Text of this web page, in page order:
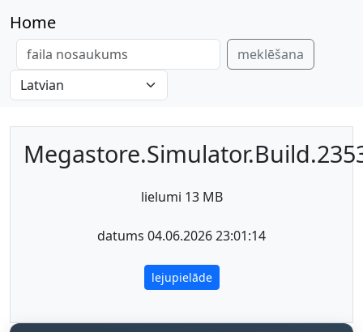
Home
meklēšana
lielumi 13 MB
datums 04.06.2026 23:01:14
lejupielāde